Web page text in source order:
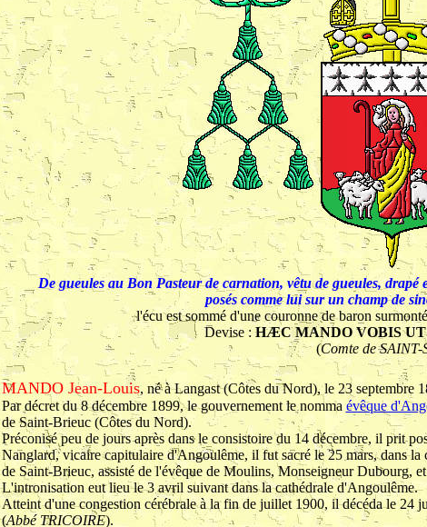
De gueules au Bon Pasteur de carnation, vêtu de gueules,
posés comme lui sur un champ de
l'écu est sommé d'une couronne de baron
Devise :HÆC MANDO VOBIS
(Comte de
MANDO Jean-Louis, né à Langast (Côtes du Nord), le 23 septembre
Par décret du 8 décembre 1899, le gouvernement le nomma évêque
de Saint-Brieuc (Côtes du Nord).
Préconisé peu de jours après dans le consistoire du 14 décembre, il prit
Nanglard, vicaire capitulaire d'Angoulême, il fut sacré le 25 mars, dans
de Saint-Brieuc, assisté de l'évêque de Moulins, Monseigneur Dubourg,
L'intronisation eut lieu le 3 avril suivant dans la cathédrale d'Angoulême.
Atteint d'une congestion cérébrale à la fin de juillet 1900, il décéda le 24
(Abbé TRICOIRE).